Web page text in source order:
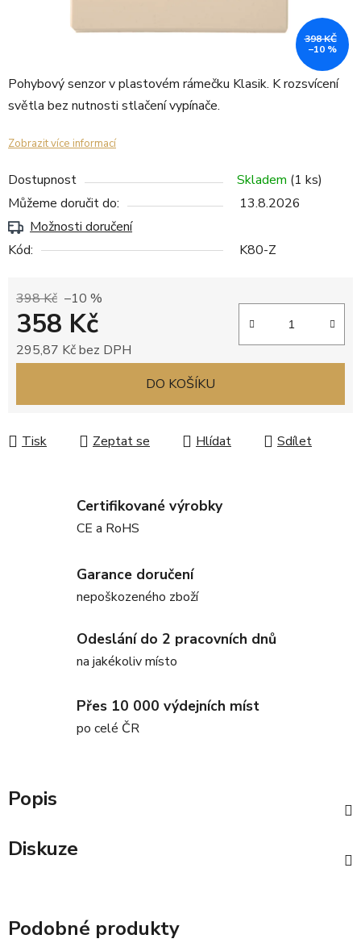
Pohybový senzor v plastovém rámečku Klasik. K rozsvícení
světla bez nutnosti stlačení vypínače.
Zobrazit více informací
Dostupnost Skladem (1 ks)
Můžeme doručit do:
13.8.2026
Možnosti doručení
Kód:
K80-Z
398 Kč –10 %
358 Kč
295,87 Kč bez DPH
DO KOŠÍKU
Tisk Zeptat se Hlídat Sdílet
398 KČ
–10 %
Certifikované výrobky
CE a RoHS
Garance doručení
nepoškozeného zboží
Odeslání do 2 pracovních dnů
na jakékoliv místo
Přes 10 000 výdejních míst
po celé ČR
Popis
Diskuze
Podobné produkty